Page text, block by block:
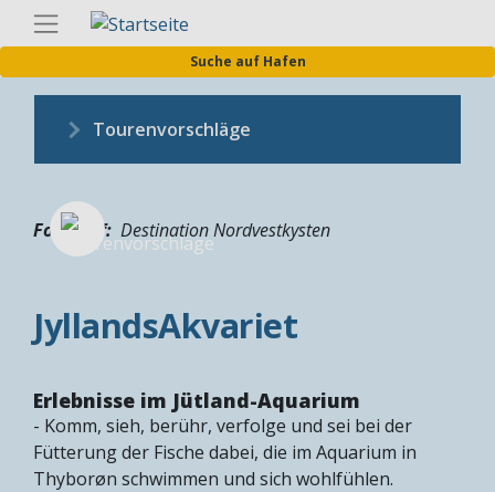
Direkt
zum
Suche auf Hafen
Tourenvorschläge
Fotograf Destination Nordvestkysten
JyllandsAkvariet
Erlebnisse im Jütland-Aquarium
- Komm, sieh, berühr, verfolge und sei bei der
Fütterung der Fische dabei, die im Aquarium in
Thyborøn schwimmen und sich wohlfühlen.